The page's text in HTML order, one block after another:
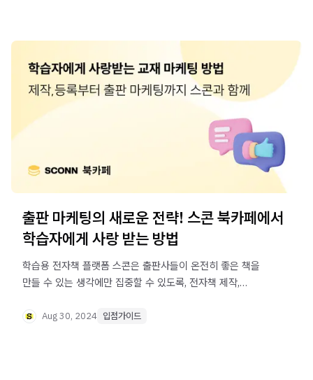
출판 마케팅의 새로운 전략! 스콘 북카페에서
학습자에게 사랑 받는 방법
학습용 전자책 플랫폼 스콘은 출판사들이 온전히 좋은 책을
만들 수 있는 생각에만 집중할 수 있도록, 전자책 제작,
Aug 30, 2024 입점가이드